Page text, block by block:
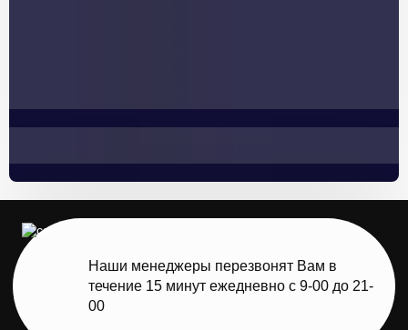
Наши менеджеры перезвонят Вам в
течение 15 минут ежедневно с 9-00 до 21-
00